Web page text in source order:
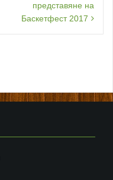
представяне на
Баскетфест 2017